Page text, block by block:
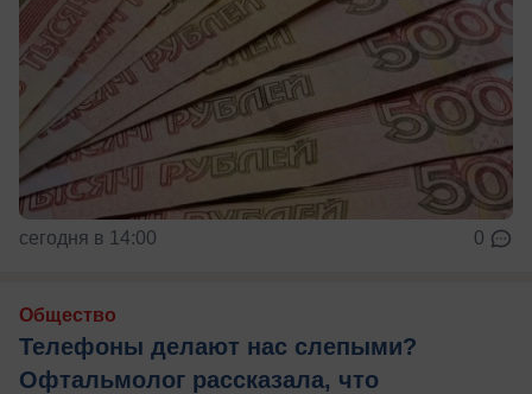
сегодня в 14:00 0
Общество
Телефоны делают нас слепыми?
Офтальмолог рассказала, что